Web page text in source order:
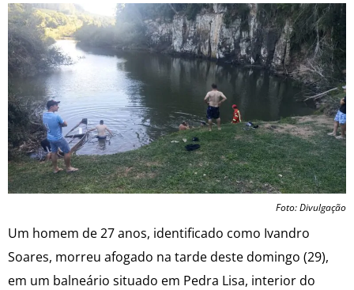
Foto: Divulgação
Um homem de 27 anos, identificado como Ivandro
Soares, morreu afogado na tarde deste domingo (29),
em um balneário situado em Pedra Lisa, interior do